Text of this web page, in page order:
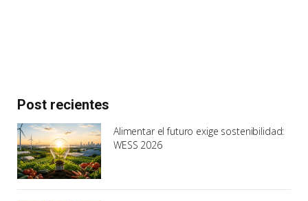
Post recientes
Alimentar el futuro exige sostenibilidad:
WESS 2026